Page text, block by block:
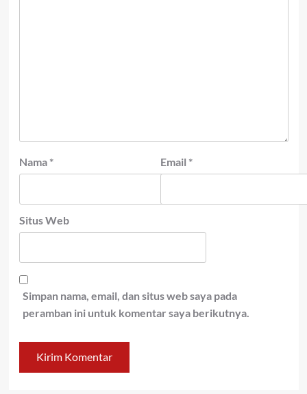
Nama * Email *
Situs Web
Simpan nama, email, dan situs web saya pada
peramban ini untuk komentar saya berikutnya.